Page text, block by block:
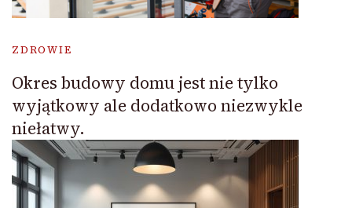
ZDROWIE
Okres budowy domu jest nie tylko
wyjątkowy ale dodatkowo niezwykle
niełatwy.